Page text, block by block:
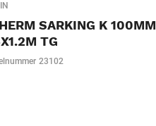
SARKING K 100MM
TG
23102